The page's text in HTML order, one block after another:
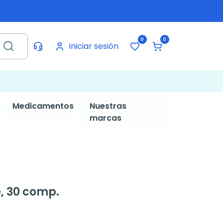
Iniciar sesión
0 0
Medicamentos
Nuestras
marcas
30 comp.